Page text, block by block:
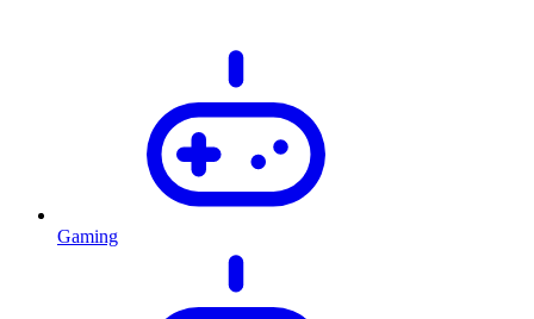
Gaming